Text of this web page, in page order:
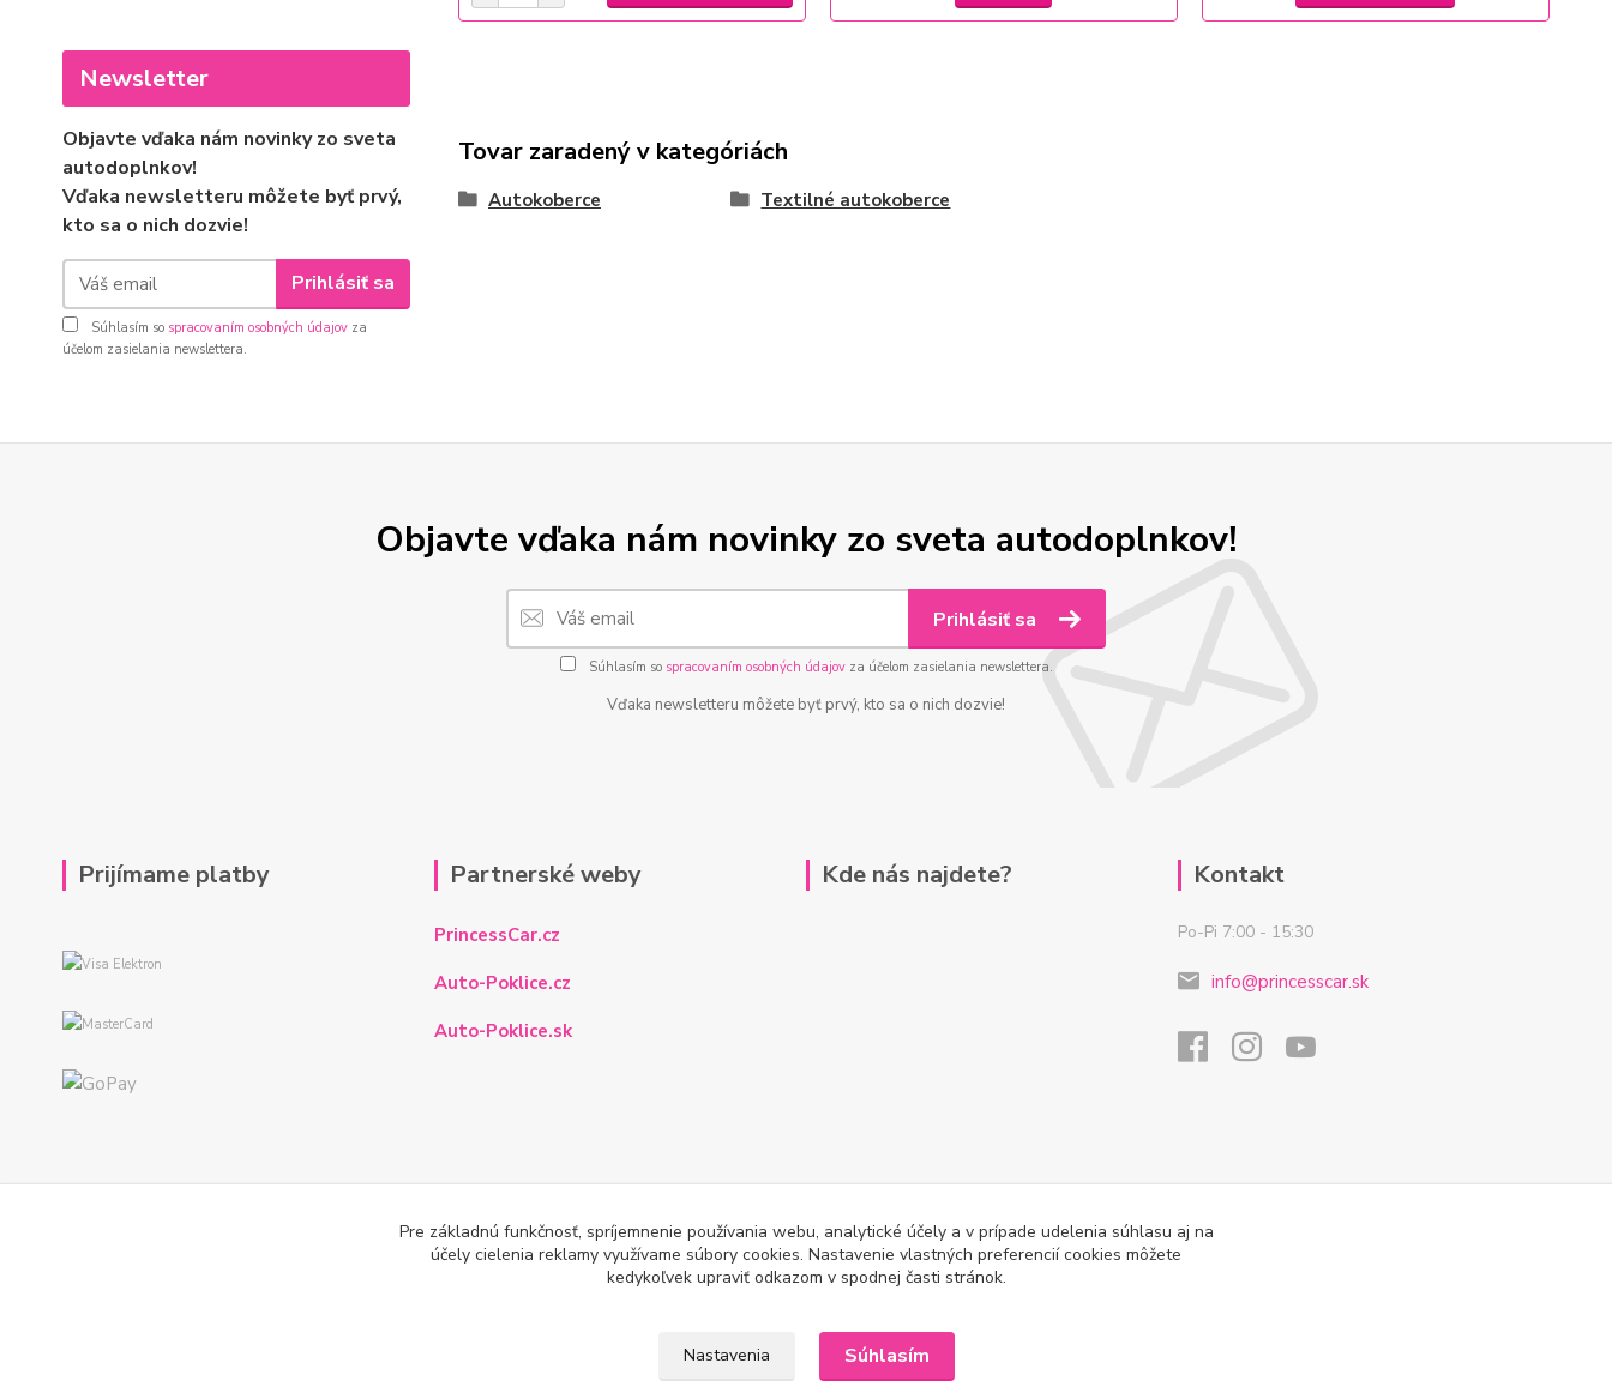
Newsletter
Objavte vďaka nám novinky zo sveta
autodoplnkov!
Vďaka newsletteru môžete byť prvý,
kto sa o nich dozvie!
Prihlásiť sa
Súhlasím so spracovaním osobných údajov za
účelom zasielania newslettera.
Tovar zaradený v kategóriách
Autokoberce Textilné autokoberce
Objavte vďaka nám novinky zo sveta autodoplnkov!
Prihlásiť sa
Súhlasím so spracovaním osobných údajovza účelom zasielania newslettera.
Vďaka newsletteru môžete byť prvý, kto sa o nich dozvie!
Prijímame platby Partnerské weby
PrincessCar.cz
Auto-Poklice.cz
Auto-Poklice.sk
Kde nás najdete? Kontakt
Po-Pi 7:00 - 15:30
info@princesscar.sk
Pre základnú funkčnosť, spríjemnenie používania webu, analytické účely a v prípade udelenia súhlasu aj na
účely cielenia reklamy využívame súbory cookies. Nastavenie vlastných preferencií cookies môžete
kedykoľvek upraviť odkazom v spodnej časti stránok.
Nastavenia Súhlasím